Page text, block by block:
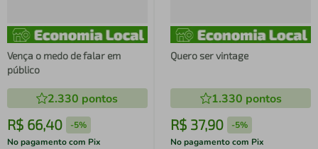
Vença o medo de falar em
público
2.330 pontos
R$ 66,40 -5%
No pagamento com Pix
Quero ser vintage
1.330 pontos
R$ 37,90 -5%
No pagamento com Pix